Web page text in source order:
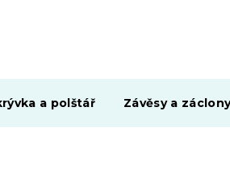
a polštář Závěsy a